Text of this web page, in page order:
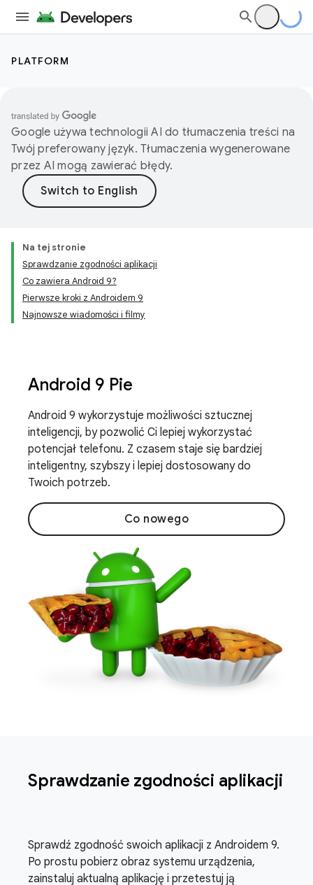
PLATFORM
Google używa technologii AI do tłumaczenia treści na
Twój preferowany język. Tłumaczenia wygenerowane
przez AI mogą zawierać błędy.
Na tej stronie
Sprawdzanie zgodności aplikacji
Co zawiera Android 9?
Pierwsze kroki z Androidem 9
Najnowsze wiadomości i filmy
Android 9 Pie
Android 9 wykorzystuje możliwości sztucznej
inteligencji, by pozwolić Ci lepiej wykorzystać
potencjał telefonu. Z czasem staje się bardziej
inteligentny, szybszy i lepiej dostosowany do
Twoich potrzeb.
Co nowego
Sprawdzanie zgodności aplikacji
Sprawdź zgodność swoich aplikacji z Androidem 9.
Po prostu pobierz obraz systemu urządzenia,
zainstaluj aktualną aplikację i przetestuj ją